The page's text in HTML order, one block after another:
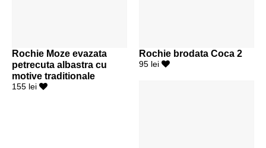
Rochie Moze evazata
petrecuta albastra cu
motive traditionale
155 lei
Rochie brodata Coca 2
95 lei